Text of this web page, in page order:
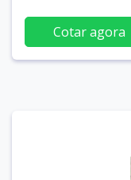
Cotar agora